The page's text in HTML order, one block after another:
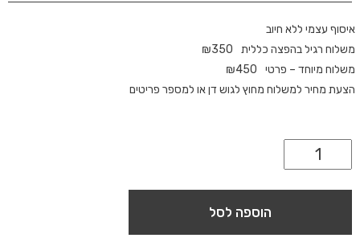
איסוף עצמי ללא חיוב
משלוח רגיל בהפצה כללית
₪350
משלוח מיוחד – פרטי
₪450
הצעת מחיר למשלוח מחוץ לגוש דן או למספר פריטים
הוספה לסל